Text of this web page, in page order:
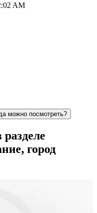
AM
можно посмотреть?
город